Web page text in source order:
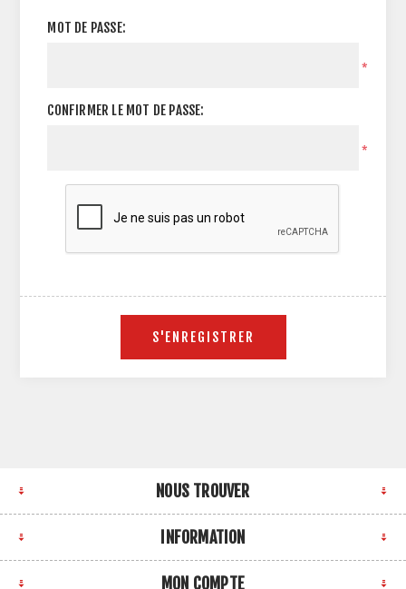
MOT DE PASSE:
*
CONFIRMER LE MOT DE PASSE:
*
NOUS TROUVER
INFORMATION
MON COMPTE